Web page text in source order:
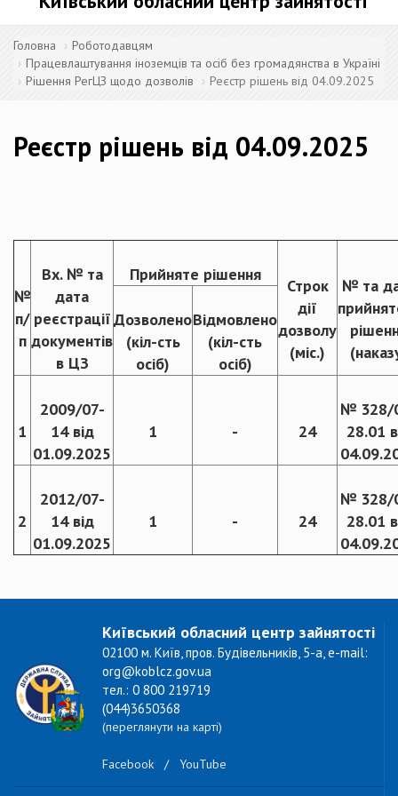
Головна
Роботодавцям
Працевлаштування іноземців та осіб без громадянства в Україні
Рішення РегЦЗ щодо дозволів
Реєстр рішень від 04.09.2025
Реєстр рішень від 04.09.2025
№
п/
п
Вх. № та
дата
реєстрації
документів
в ЦЗ
Прийняте рішення
Строк
дії
дозволу
(міс.)
№ та
Дозволено
(кіл-сть
осіб)
Відмовлено
(кіл-сть
осіб)
1
2009/07-
14 від
01.09.2025
1 - 24
№ 328/
28.01
2
2012/07-
14 від
01.09.2025
1 - 24
№ 328/
28.01
Київський обласний центр зайнятості
02100 м. Київ, пров. Будівельників, 5-а, e-mail:
org@koblcz.gov.ua
тел.: 0 800 219719
(044)3650368
(переглянути на карті)
Facebook / YouTube